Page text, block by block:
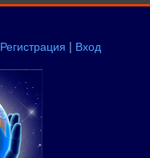
Регистрация | Вход